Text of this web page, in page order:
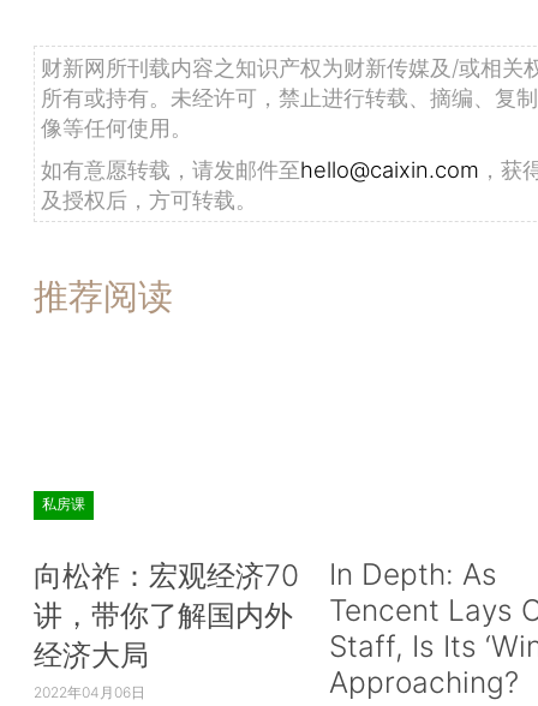
财新网所刊载内容之知识产权为财新传媒及/或相关
所有或持有。未经许可，禁止进行转载、摘编、复
像等任何使用。
如有意愿转载，请发邮件至hello@caixin.com ，获
及授权后，方可转载。
推荐阅读
私房课
向松祚：宏观经济70
讲，带你了解国内外
经济大局
2022年04月06日
In Depth: As
Tencent Lays
Staff, Is Its
Approaching?